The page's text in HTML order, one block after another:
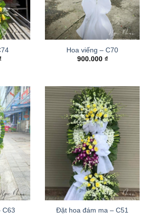
Hoa viếng – C70
900.000 ₫
C63
Đặt hoa đám ma – C51